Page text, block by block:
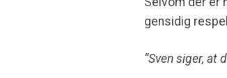
gensidig
“Sven siger, at